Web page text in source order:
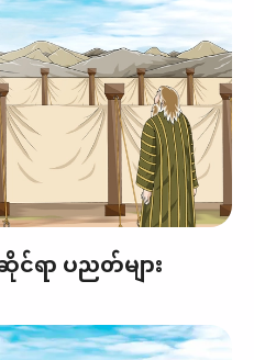
င်ရာ ပညတ်များ